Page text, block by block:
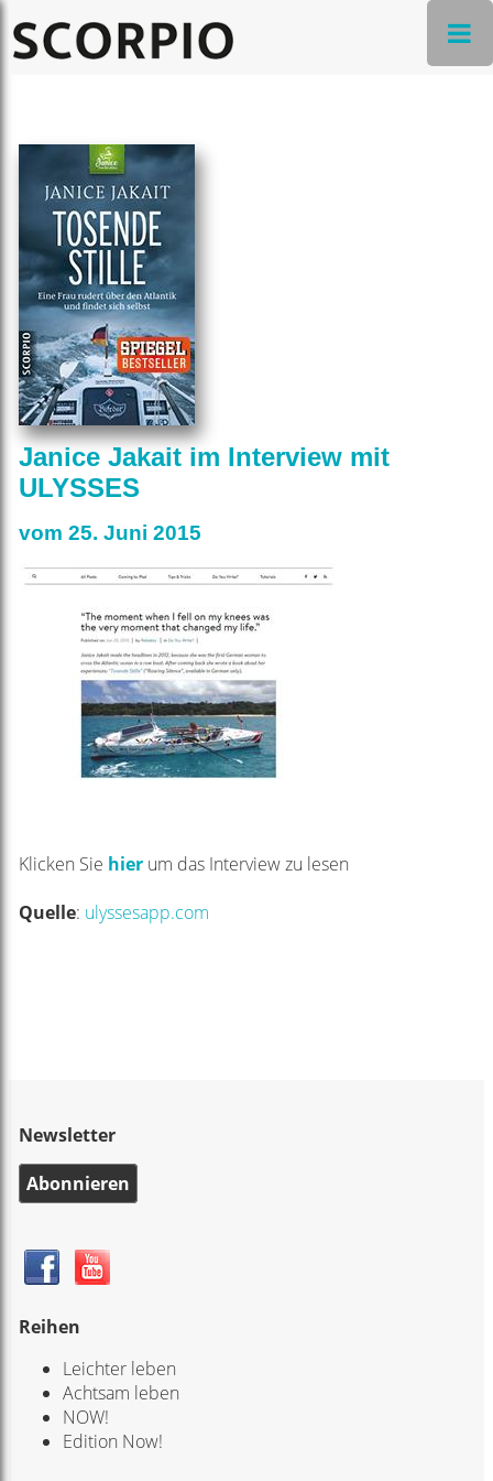
Janice Jakait im Interview mit
ULYSSES
vom 25. Juni 2015
Klicken Sie hier um das Interview zu lesen
Quelle: ulyssesapp.com
Newsletter
Abonnieren
Reihen
Leichter leben
Achtsam leben
NOW!
Edition Now!